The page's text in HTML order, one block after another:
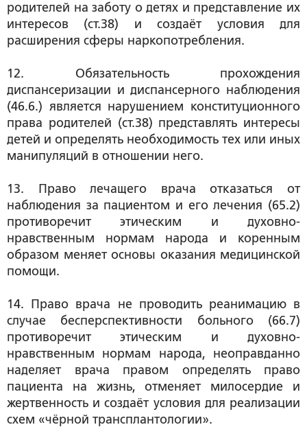
родителей на заботу о детях и представление их
интересов (ст.38) и создаёт условия для
расширения сферы наркопотребления.
12. Обязательность прохождения
диспансеризации и диспансерного наблюдения
(46.6.) является нарушением конституционного
права родителей (ст.38) представлять интересы
детей и определять необходимость тех или иных
манипуляций в отношении него.
13. Право лечащего врача отказаться от
наблюдения за пациентом и его лечения (65.2)
противоречит этическим и духовно-
нравственным нормам народа и коренным
образом меняет основы оказания медицинской
помощи.
14. Право врача не проводить реанимацию в
случае бесперспективности больного (66.7)
противоречит этическим и духовно-
нравственным нормам народа, неоправданно
наделяет врача правом определять право
пациента на жизнь, отменяет милосердие и
жертвенность и создаёт условия для реализации
схем «чёрной трансплантологии».